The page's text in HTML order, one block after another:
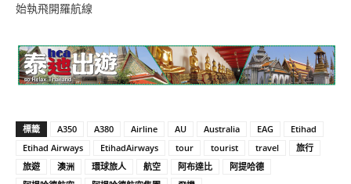
始執飛開羅航線
標籤 A350 A380 Airline AU Australia EAG
Etihad
Etihad Airways
EtihadAirways tour tourist travel
旅行
旅遊
澳洲 環球旅人 航空 阿布達比
阿提哈德